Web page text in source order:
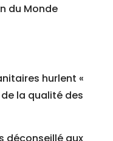
du Monde
hurlent «
de la qualité des